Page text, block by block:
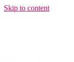
Skip to content